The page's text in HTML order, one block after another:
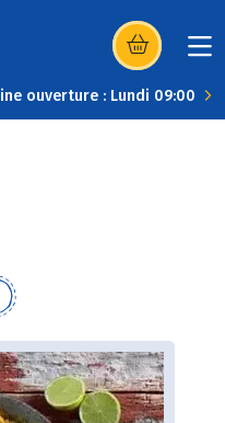
(s’ouvre dans
ouverture : Lundi 09:00